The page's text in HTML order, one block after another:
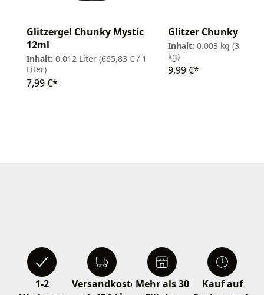
Glitzergel Chunky Mystic
12ml
Inhalt: 0.012 Liter (665,83 € / 1
Liter)
7,99 €*
Glitzer Chunky
Inhalt: 0.003 kg
kg)
9,99 €*
1-2
VersandkostenfreiMehr als 30
Kauf auf